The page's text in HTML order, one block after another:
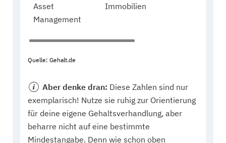
Asset
Management
Immobilien
Quelle: Gehalt.de
Aber denke dran: Diese Zahlen sind nur
exemplarisch! Nutze sie ruhig zur Orientierung
für deine eigene Gehaltsverhandlung, aber
beharre nicht auf eine bestimmte
Mindestangabe. Denn wie schon oben